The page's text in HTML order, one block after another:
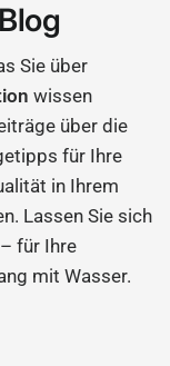
Sie über
wissen
über die
für Ihre
in Ihrem
Lassen Sie sich
für Ihre
mit Wasser.